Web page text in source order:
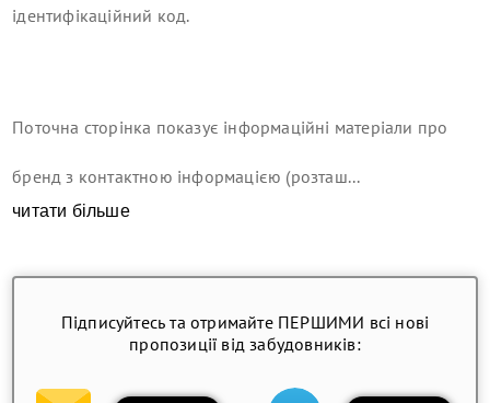
ідентифікаційний код.
Поточна сторінка показує інформаційні матеріали про
бренд з контактною інформацією (розташ...
читати більше
Підписуйтесь та отримайте ПЕРШИМИ всі нові
пропозиції від забудовників: